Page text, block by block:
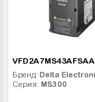
VFD2A7MS43AFSAA
Бренд: Delta
Серия: MS300